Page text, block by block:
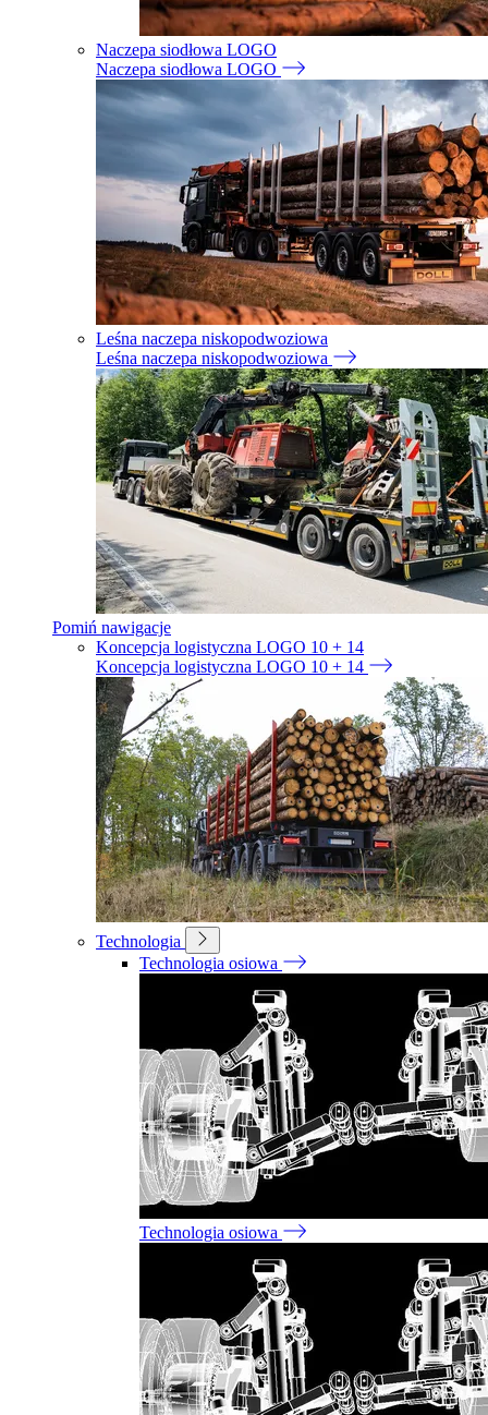
Naczepa siodłowa LOGO
Naczepa siodłowa LOGO
Leśna naczepa niskopodwoziowa
Leśna naczepa niskopodwoziowa
Pomiń nawigacje
Koncepcja logistyczna LOGO 10 + 14
Koncepcja logistyczna LOGO 10 + 14
Technologia
Technologia osiowa
Technologia osiowa